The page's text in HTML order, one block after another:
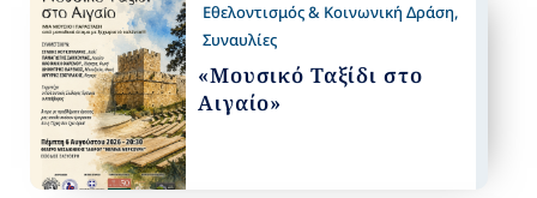
Εθελοντισμός & Κοινωνική Δράση,
Συναυλίες
«Μουσικό Ταξίδι στο
Αιγαίο»